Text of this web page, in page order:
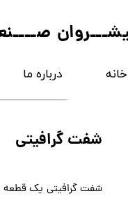
خانه درباره ما
شفت گرافیتی
شفت گرافیتی یک قطعه